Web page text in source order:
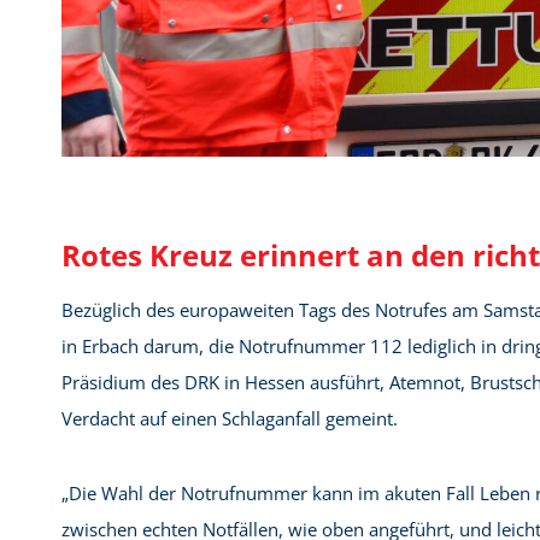
Rotes Kreuz erinnert an den
Bezüglich des europaweiten Tags des Notrufes am
in Erbach darum, die Notrufnummer 112 lediglich in
Präsidium des DRK in Hessen ausführt, Atemnot,
Verdacht auf einen Schlaganfall gemeint.
„Die Wahl der Notrufnummer kann im akuten Fall Leben
zwischen echten Notfällen, wie oben angeführt, und